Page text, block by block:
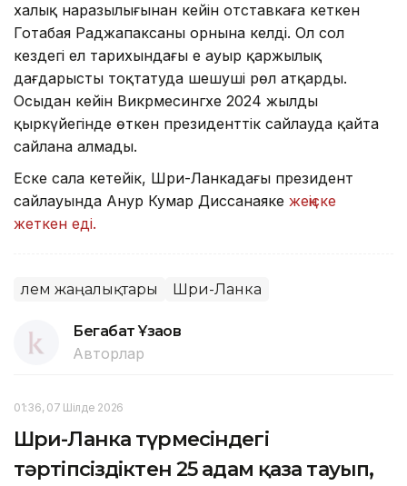
халық наразылығынан кейін отставкаға кеткен
Готабая Раджапаксаның орнына келді. Ол сол
кездегі ел тарихындағы ең ауыр қаржылық
дағдарысты тоқтатуда шешуші рөл атқарды.
Осыдан кейін Викрмесингхе 2024 жылдың
қыркүйегінде өткен президенттік сайлауда қайта
сайлана алмады.
Еске сала кетейік, Шри-Ланкадағы президент
сайлауында Анур Кумар Диссанаяке жеңіске
жеткен еді.
Әлем жаңалықтары Шри-Ланка
Бегабат Ұзақов
Авторлар
01:36, 07 Шілде 2026
Шри-Ланка түрмесіндегі
тәртіпсіздіктен 25 адам қаза тауып,